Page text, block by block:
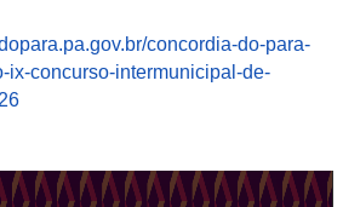
concordia-do-para-
ix-concurso-intermunicipal-de-